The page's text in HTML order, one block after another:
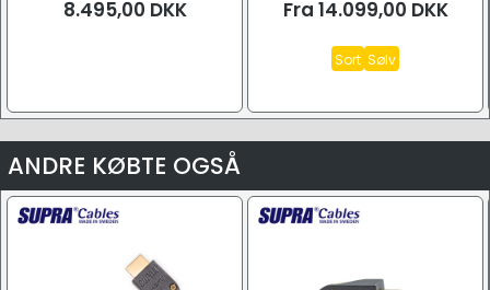
8.495,00 DKK Fra 14.099,00 DKK
Sort Sølv
ANDRE KØBTE OGSÅ